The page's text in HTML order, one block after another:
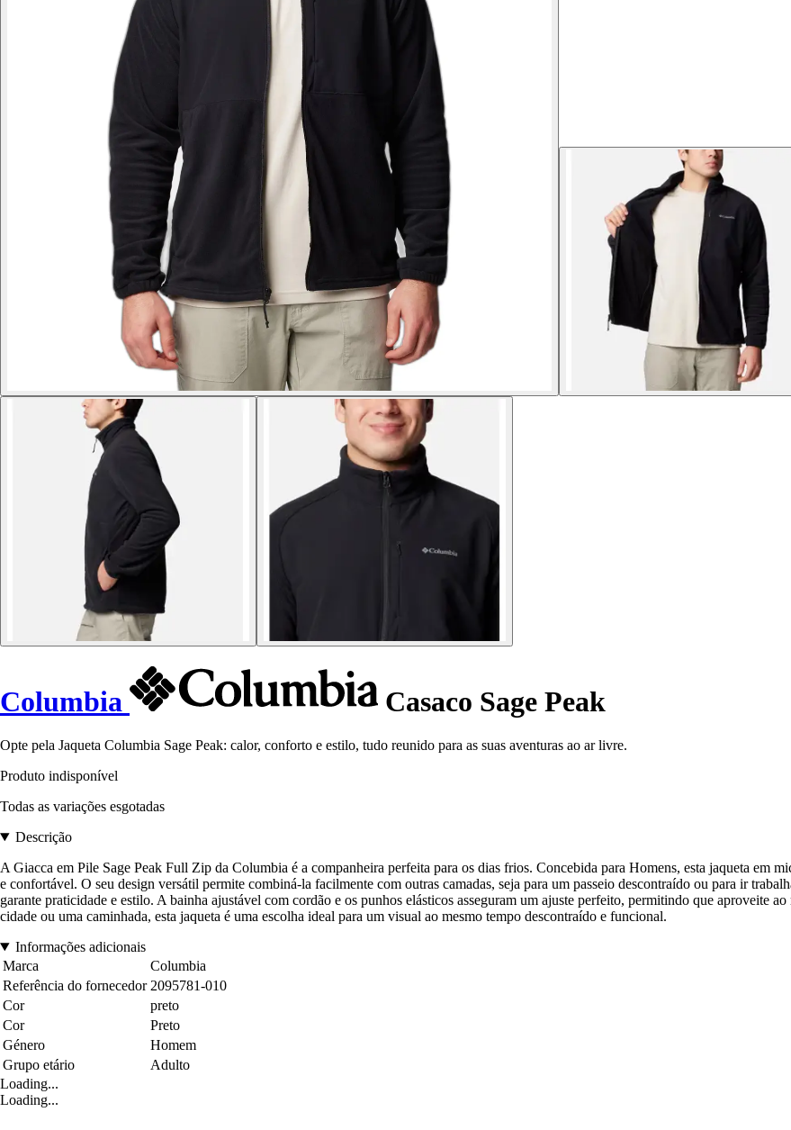
Columbia Casaco Sage Peak
Opte pela Jaqueta Columbia Sage Peak: calor, conforto e estilo, tudo reunido para as suas aventuras ao ar livre.
Produto indisponível
Todas as variações esgotadas
Descrição
A Giacca em Pile Sage Peak Full Zip da Columbia é a companheira perfeita para os dias frios. Concebida para Homens, esta jaqueta em
e confortável. O seu design versátil permite combiná-la facilmente com outras camadas, seja para um passeio descontraído ou para ir
garante praticidade e estilo. A bainha ajustável com cordão e os punhos elásticos asseguram um ajuste perfeito, permitindo que aproveite
cidade ou uma caminhada, esta jaqueta é uma escolha ideal para um visual ao mesmo tempo descontraído e funcional.
Informações adicionais
Marca
Columbia
Referência do fornecedor 2095781-010
Cor
preto
Cor
Preto
Género
Homem
Grupo etário
Adulto
Loading...
Loading...